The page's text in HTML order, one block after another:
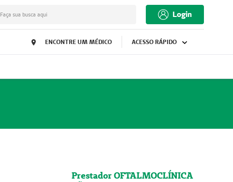
Faça sua busca aqui Login
ENCONTRE UM MÉDICO ACESSO RÁPIDO
Prestador OFTALMOCLÍNICA